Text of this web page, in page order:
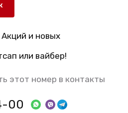
и новых
или вайбер!
этот номер в контакты
00